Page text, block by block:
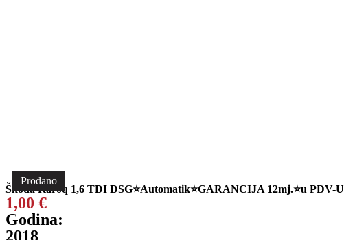
Prodano
Škoda Karoq 1,6 TDI DSG⭐Automatik⭐GARANCIJA 12mj.⭐u PDV-U
1,00 €
Godina:
2018